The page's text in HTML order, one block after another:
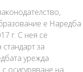
е Наредба
г. С нея се
за
урежда
осигуряване на